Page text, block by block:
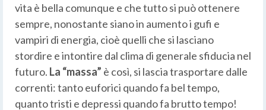
vita è bella comunque e che tutto si può ottenere
sempre, nonostante siano in aumento i gufi e
vampiri di energia, cioè quelli che si lasciano
stordire e intontire dal clima di generale sfiducia nel
futuro. La “massa” è così, si lascia trasportare dalle
correnti: tanto euforici quando fa bel tempo,
quanto tristi e depressi quando fa brutto tempo!